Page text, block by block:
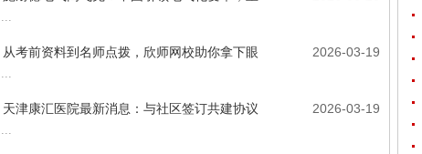
...
2026-03-19
从考前资料到名师点拨，欣师网校助你拿下眼
...
2026-03-19
天津康汇医院最新消息：与社区签订共建协议
...